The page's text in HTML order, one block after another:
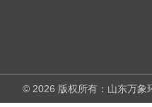
© 2026 版权所有：山东万